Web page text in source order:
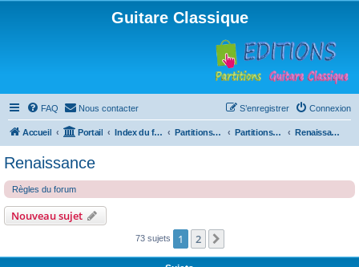
Guitare Classique
FAQ Nous contacter Connexion
S’enregistrer
Accueil Portail Index du forum Partitions pour guitare en libre téléchargement Partitions classées par compositeur Renaissance
Renaissance
Règles du forum
Nouveau sujet
73 sujets 1 2